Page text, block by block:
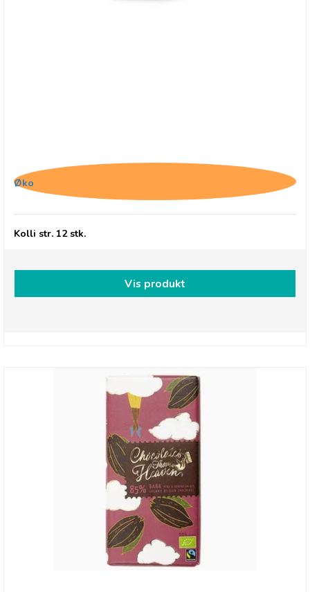
Øko
Kolli str. 12 stk.
Vis produkt